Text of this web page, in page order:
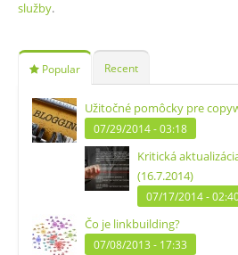
služby.
Popular Recent
Užitočné pomôcky pre
07/29/2014 - 03:18
Kritická
(16.7.2014)
07/17/2014 -
Čo je linkbuilding?
07/08/2013 - 17:33